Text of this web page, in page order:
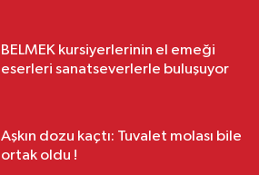
BELMEK kursiyerlerinin el emeği
eserleri sanatseverlerle buluşuyor
Aşkın dozu kaçtı: Tuvalet molası bile
ortak oldu !